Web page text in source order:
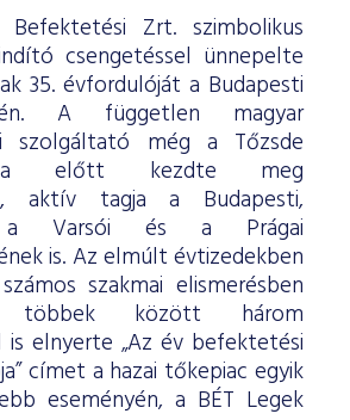
Zrt. szimbolikus
csengetéssel ünnepelte
35. évfordulóját a Budapesti
A független magyar
szolgáltató még a Tőzsde
előtt kezdte meg
aktív tagja a Budapesti,
a Varsói és a Prágai
is. Az elmúlt évtizedekben
szakmai elismerésben
többek között három
is elnyerte „Az év befektetési
címet a hazai tőkepiac egyik
eseményén, a BÉT Legek